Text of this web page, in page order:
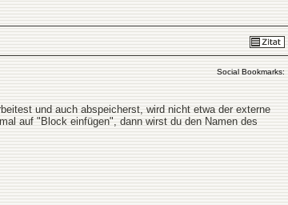
Social Bookmarks:
und auch abspeicherst, wird nicht etwa der externe
auf "Block einfügen", dann wirst du den Namen des